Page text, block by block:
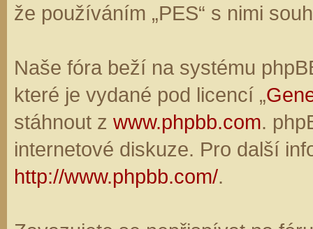
že používáním „PES“ s nimi
Naše fóra beží na systému
které je vydané pod licencí „
stáhnout z www.phpbb.com.
internetové diskuze. Pro další
http://www.phpbb.com/.